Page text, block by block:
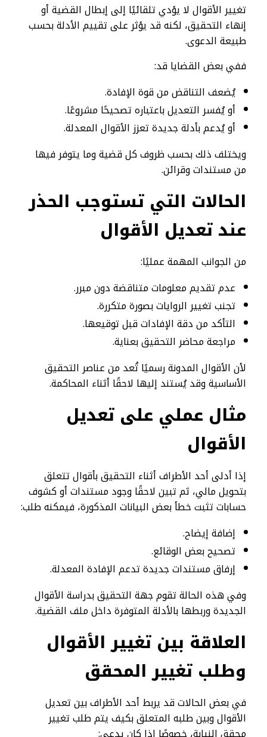
تغيير الأقوال لا يؤدي تلقائيًا إلى إبطال القضية أو
إنهاء التحقيق، لكنه قد يؤثر على تقييم الأدلة بحسب
طبيعة الدعوى.
ففي بعض القضايا قد:
يُضعف التناقض من قوة الإفادة.
أو يُفسر التعديل باعتباره تصحيحًا مشروعًا.
أو يُدعم بأدلة جديدة تعزز الأقوال المعدلة.
ويختلف ذلك بحسب ظروف كل قضية وما يتوفر فيها
من مستندات وقرائن.
الحالات التي تستوجب الحذر
عند تعديل الأقوال
من الجوانب المهمة عمليًا:
عدم تقديم معلومات متناقضة دون مبرر.
تجنب تغيير الروايات بصورة متكررة.
التأكد من دقة الإفادات قبل توقيعها.
مراجعة محاضر التحقيق بعناية.
لأن الأقوال المدونة رسميًا تُعد من عناصر التحقيق
الأساسية وقد يُستند إليها لاحقًا أثناء المحاكمة.
مثال عملي على تعديل
الأقوال
إذا أدلى أحد الأطراف أثناء التحقيق بأقوال تتعلق
بتحويل مالي، ثم تبين لاحقًا وجود مستندات أو كشوف
حسابات تثبت خطأ بعض البيانات المذكورة، فيمكنه طلب:
إضافة إيضاح.
تصحيح بعض الوقائع.
إرفاق مستندات جديدة تدعم الإفادة المعدلة.
وفي هذه الحالة تقوم جهة التحقيق بدراسة الأقوال
الجديدة وربطها بالأدلة المتوفرة داخل ملف القضية.
العلاقة بين تغيير الأقوال
وطلب تغيير المحقق
في بعض الحالات قد يربط أحد الأطراف بين تعديل
الأقوال وبين طلبه المتعلق بكيف يتم طلب تغيير